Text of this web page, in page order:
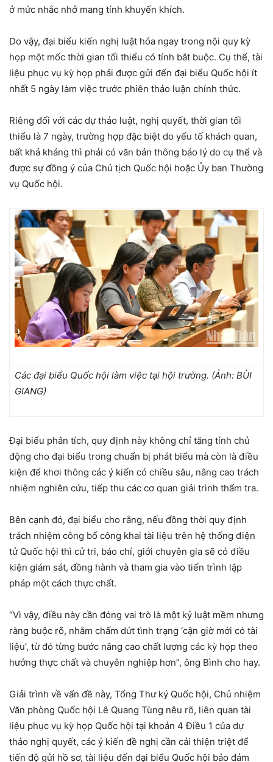
ở mức nhắc nhở mang tính khuyến khích.
Do vậy, đại biểu kiến nghị luật hóa ngay trong nội quy kỳ
họp một mốc thời gian tối thiểu có tính bắt buộc. Cụ thể, tài
liệu phục vụ kỳ họp phải được gửi đến đại biểu Quốc hội ít
nhất 5 ngày làm việc trước phiên thảo luận chính thức.
Riêng đối với các dự thảo luật, nghị quyết, thời gian tối
thiểu là 7 ngày, trường hợp đặc biệt do yếu tố khách quan,
bất khả kháng thì phải có văn bản thông báo lý do cụ thể và
được sự đồng ý của Chủ tịch Quốc hội hoặc Ủy ban Thường
vụ Quốc hội.
Các đại biểu Quốc hội làm việc tại hội trường. (Ảnh: BÙI
GIANG)
Đại biểu phân tích, quy định này không chỉ tăng tính chủ
động cho đại biểu trong chuẩn bị phát biểu mà còn là điều
kiện để khơi thông các ý kiến có chiều sâu, nâng cao trách
nhiệm nghiên cứu, tiếp thu các cơ quan giải trình thẩm tra.
Bên cạnh đó, đại biểu cho rằng, nếu đồng thời quy định
trách nhiệm công bố công khai tài liệu trên hệ thống điện
tử Quốc hội thì cử tri, báo chí, giới chuyên gia sẽ có điều
kiện giám sát, đồng hành và tham gia vào tiến trình lập
pháp một cách thực chất.
“Vì vậy, điều này cần đóng vai trò là một kỷ luật mềm nhưng
ràng buộc rõ, nhằm chấm dứt tình trạng ‘cận giờ mới có tài
liệu’, từ đó từng bước nâng cao chất lượng các kỳ họp theo
hướng thực chất và chuyên nghiệp hơn”, ông Bình cho hay.
Giải trình về vấn đề này, Tổng Thư ký Quốc hội, Chủ nhiệm
Văn phòng Quốc hội Lê Quang Tùng nêu rõ, liên quan tài
liệu phục vụ kỳ họp Quốc hội tại khoản 4 Điều 1 của dự
thảo nghị quyết, các ý kiến đề nghị cần cải thiện triệt để
tiến độ gửi hồ sơ, tài liệu đến đại biểu Quốc hội bảo đảm